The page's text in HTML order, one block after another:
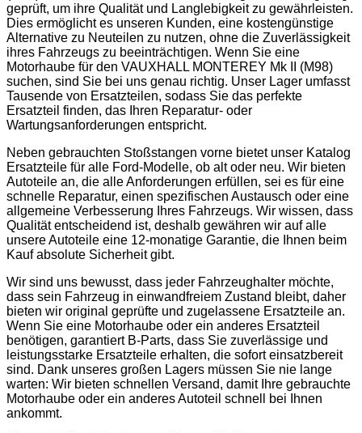
geprüft, um ihre Qualität und Langlebigkeit zu gewährleisten.
Dies ermöglicht es unseren Kunden, eine kostengünstige
Alternative zu Neuteilen zu nutzen, ohne die Zuverlässigkeit
ihres Fahrzeugs zu beeinträchtigen. Wenn Sie eine
Motorhaube für den VAUXHALL MONTEREY Mk II (M98)
suchen, sind Sie bei uns genau richtig. Unser Lager umfasst
Tausende von Ersatzteilen, sodass Sie das perfekte
Ersatzteil finden, das Ihren Reparatur- oder
Wartungsanforderungen entspricht.
Neben gebrauchten Stoßstangen vorne bietet unser Katalog
Ersatzteile für alle Ford-Modelle, ob alt oder neu. Wir bieten
Autoteile an, die alle Anforderungen erfüllen, sei es für eine
schnelle Reparatur, einen spezifischen Austausch oder eine
allgemeine Verbesserung Ihres Fahrzeugs. Wir wissen, dass
Qualität entscheidend ist, deshalb gewähren wir auf alle
unsere Autoteile eine 12-monatige Garantie, die Ihnen beim
Kauf absolute Sicherheit gibt.
Wir sind uns bewusst, dass jeder Fahrzeughalter möchte,
dass sein Fahrzeug in einwandfreiem Zustand bleibt, daher
bieten wir original geprüfte und zugelassene Ersatzteile an.
Wenn Sie eine Motorhaube oder ein anderes Ersatzteil
benötigen, garantiert B-Parts, dass Sie zuverlässige und
leistungsstarke Ersatzteile erhalten, die sofort einsatzbereit
sind. Dank unseres großen Lagers müssen Sie nie lange
warten: Wir bieten schnellen Versand, damit Ihre gebrauchte
Motorhaube oder ein anderes Autoteil schnell bei Ihnen
ankommt.